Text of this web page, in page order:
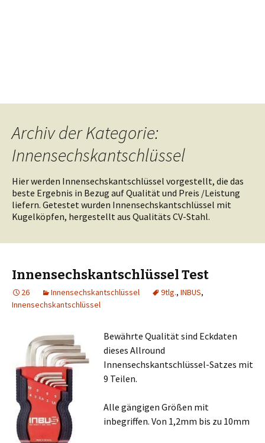
Archiv der Kategorie:
Innensechskantschlüssel
Hier werden Innensechskantschlüssel vorgestellt, die das
beste Ergebnis in Bezug auf Qualität und Preis /Leistung
liefern. Getestet wurden Innensechskantschlüssel mit
Kugelköpfen, hergestellt aus Qualitäts CV-Stahl.
Innensechskantschlüssel Test
26 Innensechskantschlüssel 9tlg., INBUS,
Innensechskantschlüssel
Bewährte Qualität sind Eckdaten
dieses Allround
Innensechskantschlüssel-Satzes mit
9 Teilen.
Alle gängigen Größen mit
inbegriffen. Von 1,2mm bis zu 10mm